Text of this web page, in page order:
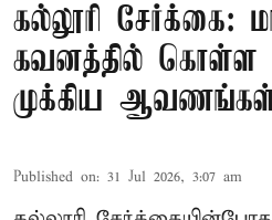
கல்லூரி சேர்க்கை:
கவனத்தில் கொள்ள
முக்கிய
Published on: 31 Jul 2026, 3:07 am